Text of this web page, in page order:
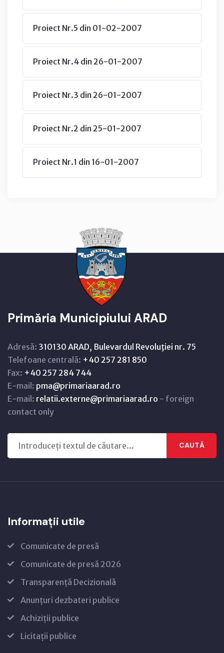
Proiect Nr.5 din 01-02-2007
Proiect Nr.4 din 26-01-2007
Proiect Nr.3 din 26-01-2007
Proiect Nr.2 din 25-01-2007
Proiect Nr.1 din 16-01-2007
Primăria Municipiului ARAD
Adresă: 310130 ARAD, Bulevardul Revoluţiei nr. 75
Telefoane centrală: +40 257 281 850
Fax: +40 257 284 744
E-mail: pma@primariaarad.ro
E-mail: relatii.externe@primariaarad.ro - foreign
contact only
CAUTĂ
Informații utile
Comunicate de presă
Comunicate de presă 2026
Transparență Decizională
Anunțuri dezbateri publice
Achiziții publice
Licitații publice